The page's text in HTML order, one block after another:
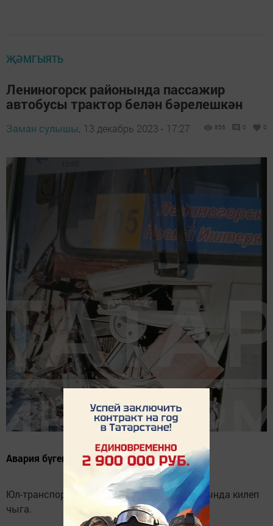
ҖӘМГЫЯТЬ
Лениногорск районында пассажир
автобусы трактор белән бәрелешкән
Заман сулышы, 13 декабрь 2023 - 17:27 856 0 0
Авария бүген көндез булган.
Юл-транспорт һәлакәте Керкәле авылы юлында килеп
чыга.